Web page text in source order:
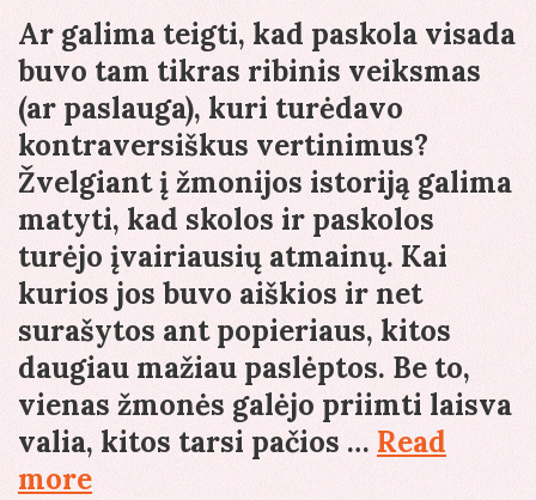
Ar galima teigti, kad paskola visada
buvo tam tikras ribinis veiksmas
(ar paslauga), kuri turėdavo
kontraversiškus vertinimus?
Žvelgiant į žmonijos istoriją galima
matyti, kad skolos ir paskolos
turėjo įvairiausių atmainų. Kai
kurios jos buvo aiškios ir net
surašytos ant popieriaus, kitos
daugiau mažiau paslėptos. Be to,
vienas žmonės galėjo priimti laisva
valia, kitos tarsi pačios … Read
morePaskolos